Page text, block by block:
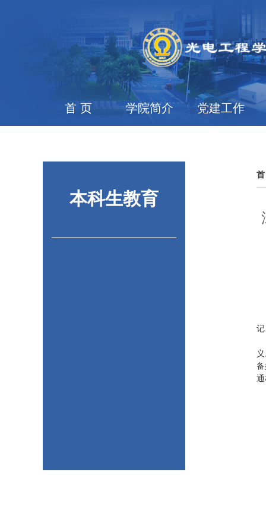
首 页 学院简介 党建工作
本科生教育